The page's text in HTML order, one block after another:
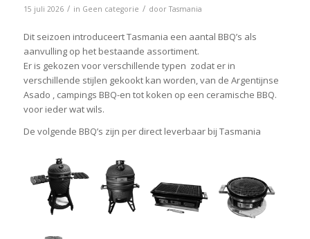
15 juli 2026 / in Geen categorie / doorTasmania
Dit seizoen introduceert Tasmania een aantal BBQ’s als
aanvulling op het bestaande assortiment.
Er is gekozen voor verschillende typen zodat er in
verschillende stijlen gekookt kan worden, van de Argentijnse
Asado , campings BBQ-en tot koken op een ceramische BBQ.
voor ieder wat wils.
De volgende BBQ’s zijn per direct leverbaar bij Tasmania